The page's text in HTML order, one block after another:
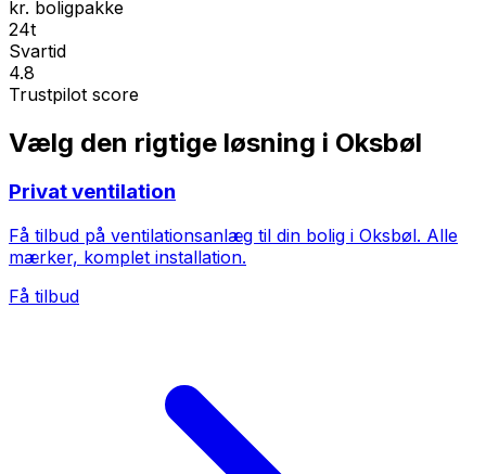
kr. boligpakke
24t
Svartid
4.8
Trustpilot score
Vælg den rigtige løsning i Oksbøl
Privat ventilation
Få tilbud på ventilationsanlæg til din bolig i Oksbøl. Alle
mærker, komplet installation.
Få tilbud